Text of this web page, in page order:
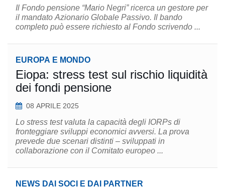
Il Fondo pensione “Mario Negri” ricerca un gestore per
il mandato Azionario Globale Passivo. Il bando
completo può essere richiesto al Fondo scrivendo ...
EUROPA E MONDO
Eiopa: stress test sul rischio liquidità
dei fondi pensione
08 APRILE 2025
Lo stress test valuta la capacità degli IORPs di
fronteggiare sviluppi economici avversi. La prova
prevede due scenari distinti – sviluppati in
collaborazione con il Comitato europeo ...
NEWS DAI SOCI E DAI PARTNER